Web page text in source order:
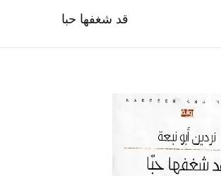
قد شغفها حبا